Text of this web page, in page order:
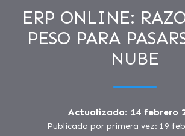
ERP ONLINE:
PESO PARA
NUBE
Actualizado: 14 febrero
Publicado por primera vez: 19